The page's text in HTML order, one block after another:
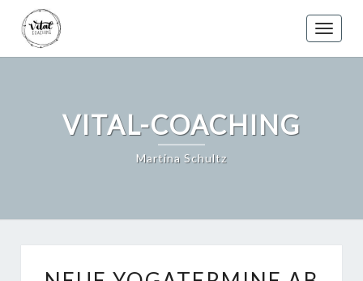
content
VITAL-COACHING
Martina Schultz